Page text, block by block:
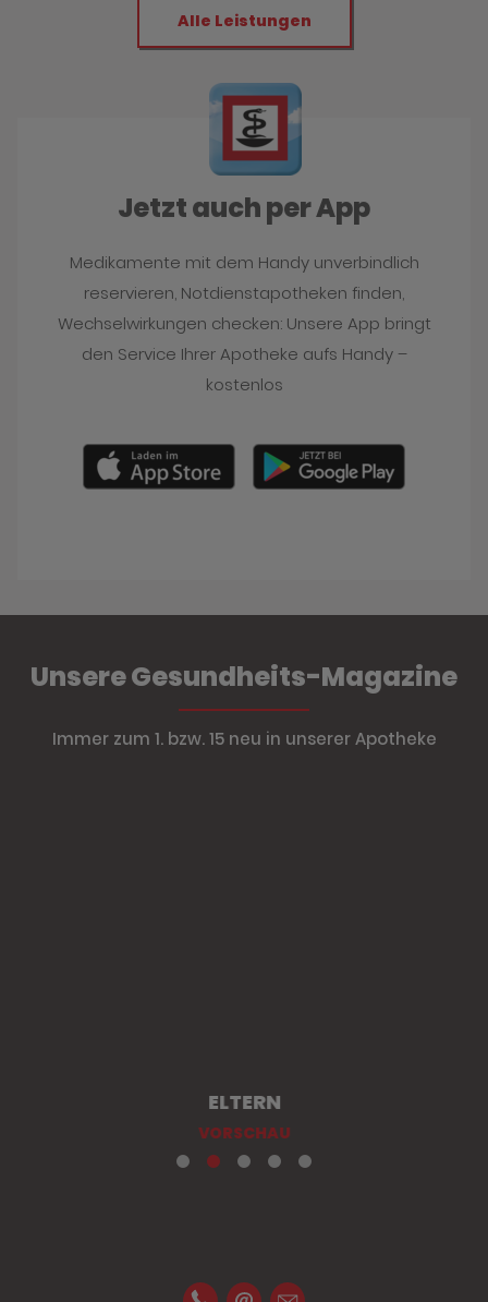
Alle Leistungen
Jetzt auch per App
Medikamente mit dem Handy unverbindlich
reservieren, Notdienstapotheken finden,
Wechselwirkungen checken: Unsere App bringt
den Service Ihrer Apotheke aufs Handy –
kostenlos
Unsere Gesundheits-Magazine
Immer zum 1. bzw. 15 neu in unserer Apotheke
ELTERN
VORSCHAU